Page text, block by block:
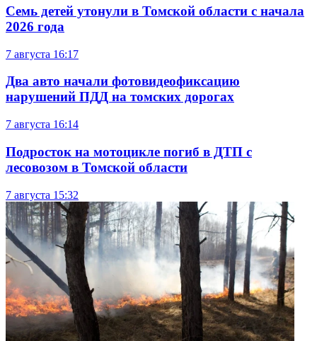
Семь детей утонули в Томской области с начала
2026 года
7 августа 16:17
Два авто начали фотовидеофиксацию
нарушений ПДД на томских дорогах
7 августа 16:14
Подросток на мотоцикле погиб в ДТП с
лесовозом в Томской области
7 августа 15:32